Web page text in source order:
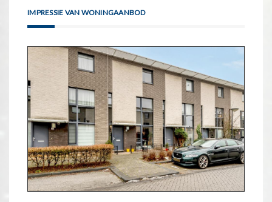
IMPRESSIE VAN WONINGAANBOD